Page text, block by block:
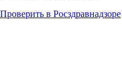
Проверить в Росздравнадзоре